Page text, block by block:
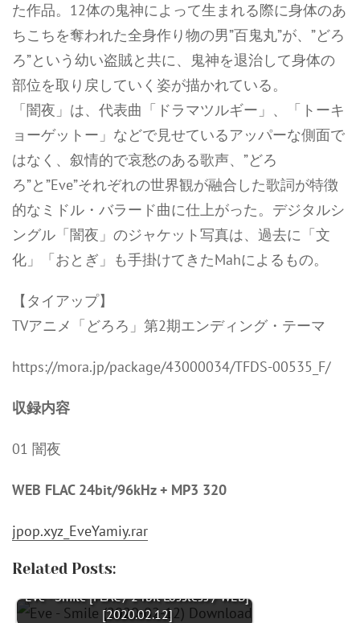
た作品。12体の鬼神によって生まれる際に身体のあ
ちこちを奪われた全身作り物の男”百鬼丸”が、”どろ
ろ”という幼い盗賊と共に、鬼神を退治して身体の
部位を取り戻していく姿が描かれている。
「闇夜」は、代表曲「ドラマツルギー」、「トーキ
ョーゲットー」などで見せているアッパーな側面で
はなく、叙情的で哀愁のある歌声、”どろ
ろ”と”Eve”それぞれの世界観が融合した歌詞が特徴
的なミドル・バラード曲に仕上がった。デジタルシ
ングル「闇夜」のジャケット写真は、過去に「文
化」「おとぎ」も手掛けてきたMahによるもの。
【タイアップ】
TVアニメ「どろろ」第2期エンディング・テーマ
https://mora.jp/package/43000034/TFDS-00535_F/
収録内容
01 闇夜
WEB FLAC 24bit/96kHz + MP3 320
jpop.xyz_EveYamiy.rar
Related Posts:
Eve - Smile [FLAC / 24bit Lossless / WEB]
[2020.02.12]